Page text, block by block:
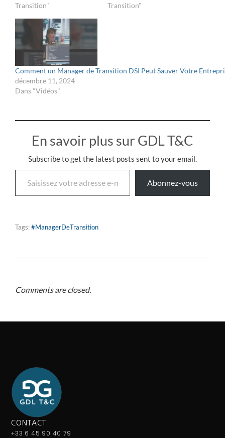
Transition"
Transition"
Comment un Manager de Transition DSI Peut Sauver Votre
décembre 11, 2024
Dans "Vidéos"
En savoir plus sur GDL T&C
Subscribe to get the latest posts sent to your email.
Abonnez-vous
Tags:#ManagerDeTransition
Comments are closed.
CONTACT
+33 6 45 90 40 79